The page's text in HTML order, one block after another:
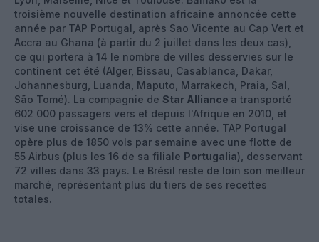
troisième nouvelle destination africaine annoncée cette
année par TAP Portugal, après Sao Vicente au Cap Vert et
Accra au Ghana (à partir du 2 juillet dans les deux cas),
ce qui portera à 14 le nombre de villes desservies sur le
continent cet été (Alger, Bissau, Casablanca, Dakar,
Johannesburg, Luanda, Maputo, Marrakech, Praia, Sal,
São Tomé). La compagnie de Star Alliance a transporté
602 000 passagers vers et depuis l'Afrique en 2010, et
vise une croissance de 13% cette année. TAP Portugal
opère plus de 1850 vols par semaine avec une flotte de
55 Airbus (plus les 16 de sa filiale Portugalia), desservant
72 villes dans 33 pays. Le Brésil reste de loin son meilleur
marché, représentant plus du tiers de ses recettes
totales.